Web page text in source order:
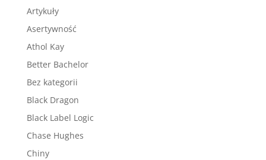
Artykuły
Asertywność
Athol Kay
Better Bachelor
Bez kategorii
Black Dragon
Black Label Logic
Chase Hughes
Chiny